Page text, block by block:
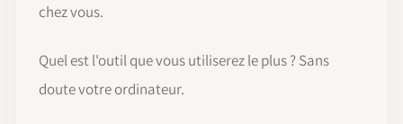
chez vous.
Quel est l'outil que vous utiliserez le plus ? Sans
doute votre ordinateur.